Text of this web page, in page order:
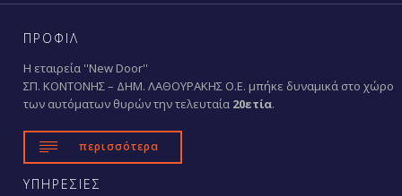
ΠΡΟΦΙΛ
Η εταιρεία ''New Door''
ΣΠ. ΚΟΝΤΟΝΗΣ – ΔΗΜ. ΛΑΘΟΥΡΑΚΗΣ Ο.Ε. μπήκε δυναμικά στο χώρο
των αυτόματων θυρών την τελευταία 20ετία.
 περισσότερα
ΥΠΗΡΕΣΙΕΣ